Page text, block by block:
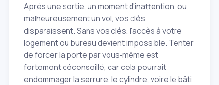
Après une sortie, un moment d'inattention, ou
malheureusement un vol, vos clés
disparaissent. Sans vos clés, l'accès à votre
logement ou bureau devient impossible. Tenter
de forcer la porte par vous‑même est
fortement déconseillé, car cela pourrait
endommager la serrure, le cylindre, voire le bâti